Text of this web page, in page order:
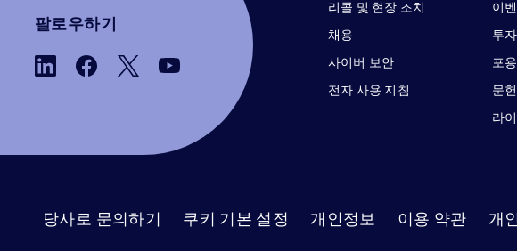
팔로우하기
리콜 및 현장 조치
채용
사이버 보안
전자 사용 지침
이
투자
포
문헌
라
당사로 문의하기 쿠키 기본 설정 개인정보 이용 약관 개